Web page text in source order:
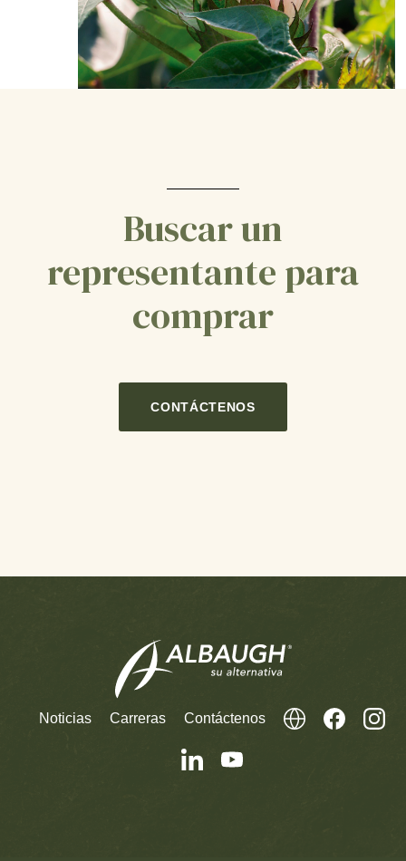
Buscar un
representante para
comprar
CONTÁCTENOS
Noticias Carreras Contáctenos